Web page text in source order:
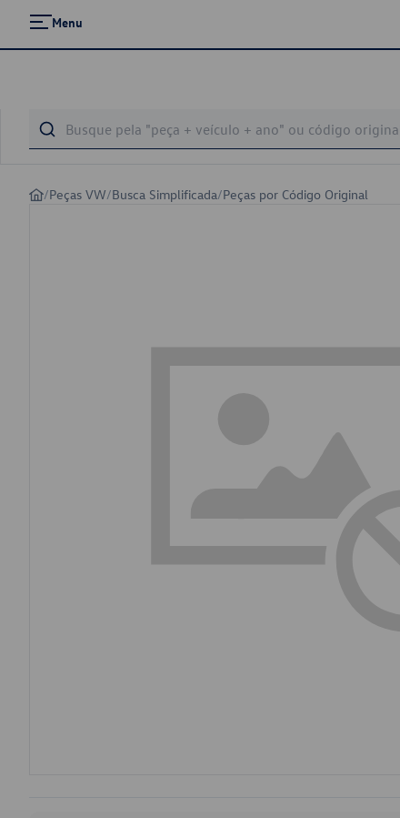
Menu
/Peças VW/Busca Simplificada/Peças por Código Original